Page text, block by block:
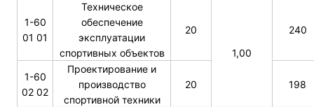
1-60
01 01
Техническое
обеспечение
эксплуатации
спортивных объектов
20
1,00
240
1-60
02 02
Проектирование и
производство
спортивной техники
20 198